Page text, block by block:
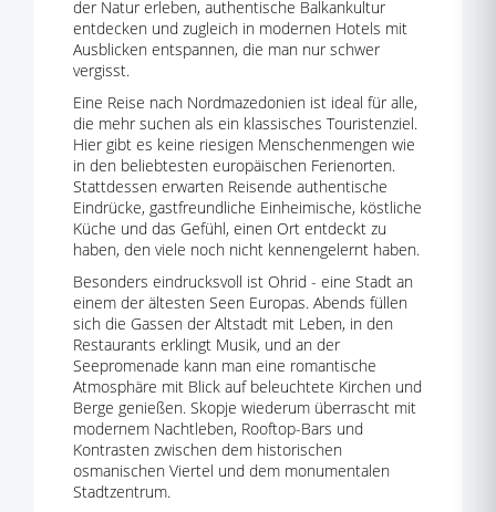
der Natur erleben, authentische Balkankultur
entdecken und zugleich in modernen Hotels mit
Ausblicken entspannen, die man nur schwer
vergisst.
Eine Reise nach Nordmazedonien ist ideal für alle,
die mehr suchen als ein klassisches Touristenziel.
Hier gibt es keine riesigen Menschenmengen wie
in den beliebtesten europäischen Ferienorten.
Stattdessen erwarten Reisende authentische
Eindrücke, gastfreundliche Einheimische, köstliche
Küche und das Gefühl, einen Ort entdeckt zu
haben, den viele noch nicht kennengelernt haben.
Besonders eindrucksvoll ist Ohrid - eine Stadt an
einem der ältesten Seen Europas. Abends füllen
sich die Gassen der Altstadt mit Leben, in den
Restaurants erklingt Musik, und an der
Seepromenade kann man eine romantische
Atmosphäre mit Blick auf beleuchtete Kirchen und
Berge genießen. Skopje wiederum überrascht mit
modernem Nachtleben, Rooftop-Bars und
Kontrasten zwischen dem historischen
osmanischen Viertel und dem monumentalen
Stadtzentrum.